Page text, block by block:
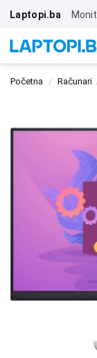
Laptopi.ba
Početna Računari